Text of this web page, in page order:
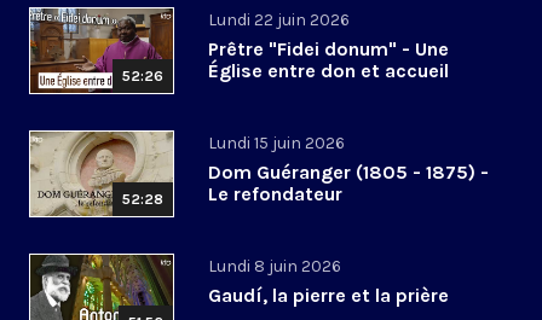
52:26
Lundi 22 juin 2026
Prêtre "Fidei donum" - Une
Église entre don et accueil
52:28
Lundi 15 juin 2026
Dom Guéranger (1805 - 1875) -
Le refondateur
Lundi 8 juin 2026
Gaudí, la pierre et la prière